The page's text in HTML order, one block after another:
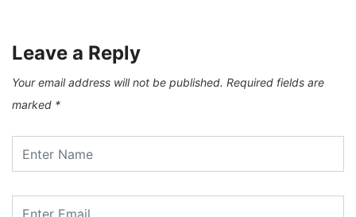
Leave a Reply
Your email address will not be published. Required fields are
marked *